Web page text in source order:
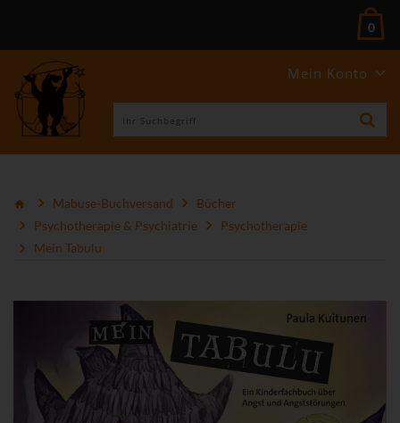
Mein Konto
0
Mabuse-Buchversand
Bücher
Psychotherapie & Psychiatrie
Psychotherapie
Mein Tabulu